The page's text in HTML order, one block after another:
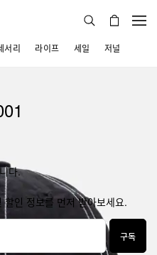
서리 라이프 세일 저널
다.
인 정보를 먼저 받아보세요.
구독